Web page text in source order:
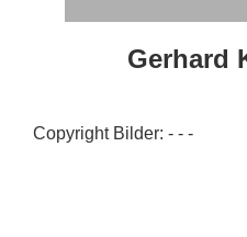
Gerhard
Copyright Bilder: - - -